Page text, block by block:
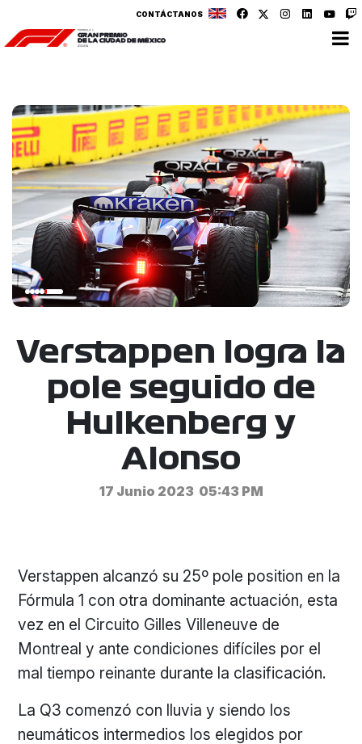
CONTÁCTANOS
Verstappen logra la
pole seguido de
Hulkenberg y
Alonso
17 Junio 2023 05:43 PM
Verstappen alcanzó su 25º pole position en la
Fórmula 1 con otra dominante actuación, esta
vez en el Circuito Gilles Villeneuve de
Montreal y ante condiciones difíciles por el
mal tiempo reinante durante la clasificación.
La Q3 comenzó con lluvia y siendo los
neumáticos intermedios los elegidos por